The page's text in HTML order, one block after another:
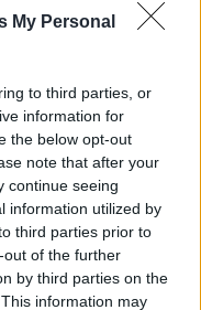
My Personal
to third parties, or
information for
the below opt-out
note that after your
continue seeing
information utilized by
third parties prior to
of the further
by third parties on the
information may
ungefär lika tjocka.
inte ha blivit polerade
och i boett
till 3.4M var stämplade
med "II 72". Någonstans i
boettlocket. Så
med stämplade
stämplar.